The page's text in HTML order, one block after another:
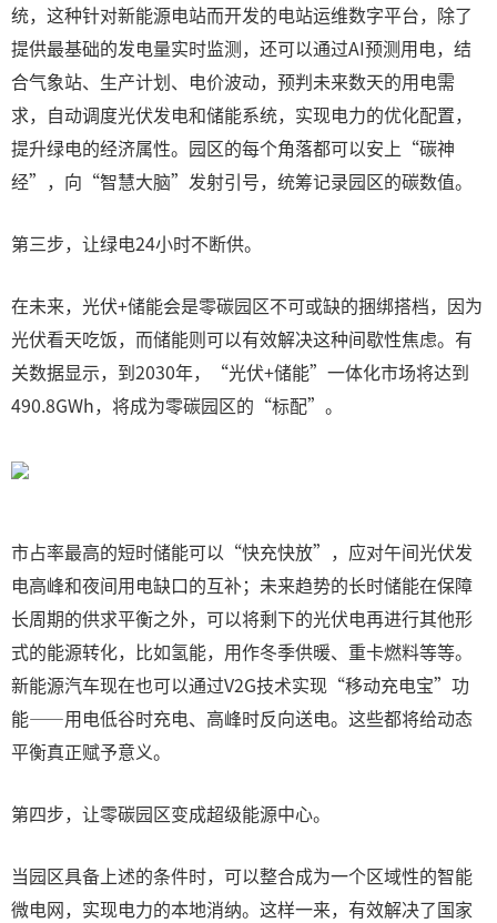
统，这种针对新能源电站而开发的电站运维数字平台，除了
提供最基础的发电量实时监测，还可以通过AI预测用电，结
合气象站、生产计划、电价波动，预判未来数天的用电需
求，自动调度光伏发电和储能系统，实现电力的优化配置，
提升绿电的经济属性。园区的每个角落都可以安上“碳神
经”，向“智慧大脑”发射引号，统筹记录园区的碳数值。
第三步，让绿电24小时不断供。
在未来，光伏+储能会是零碳园区不可或缺的捆绑搭档，因为
光伏看天吃饭，而储能则可以有效解决这种间歇性焦虑。有
关数据显示，到2030年，“光伏+储能”一体化市场将达到
490.8GWh，将成为零碳园区的“标配”。
市占率最高的短时储能可以“快充快放”，应对午间光伏发
电高峰和夜间用电缺口的互补；未来趋势的长时储能在保障
长周期的供求平衡之外，可以将剩下的光伏电再进行其他形
式的能源转化，比如氢能，用作冬季供暖、重卡燃料等等。
新能源汽车现在也可以通过V2G技术实现“移动充电宝”功
能——用电低谷时充电、高峰时反向送电。这些都将给动态
平衡真正赋予意义。
第四步，让零碳园区变成超级能源中心。
当园区具备上述的条件时，可以整合成为一个区域性的智能
微电网，实现电力的本地消纳。这样一来，有效解决了国家